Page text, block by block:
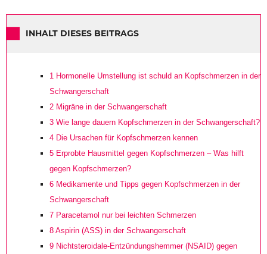
INHALT DIESES BEITRAGS
1 Hormonelle Umstellung ist schuld an Kopfschmerzen in der
Schwangerschaft
2 Migräne in der Schwangerschaft
3 Wie lange dauern Kopfschmerzen in der Schwangerschaft?
4 Die Ursachen für Kopfschmerzen kennen
5 Erprobte Hausmittel gegen Kopfschmerzen – Was hilft
gegen Kopfschmerzen?
6 Medikamente und Tipps gegen Kopfschmerzen in der
Schwangerschaft
7 Paracetamol nur bei leichten Schmerzen
8 Aspirin (ASS) in der Schwangerschaft
9 Nichtsteroidale-Entzündungshemmer (NSAID) gegen